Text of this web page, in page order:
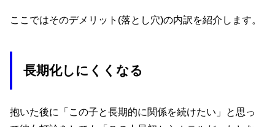
ここではそのデメリット(落とし穴)の内訳を紹介します。
長期化しにくくなる
抱いた後に「この子と長期的に関係を続けたい」と思っ